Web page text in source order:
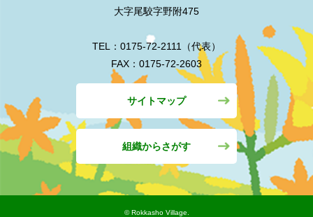
大字尾駮字野附475
TEL：0175-72-2111（代表）
FAX：0175-72-2603
サイトマップ
組織からさがす
©︎ Rokkasho Village.